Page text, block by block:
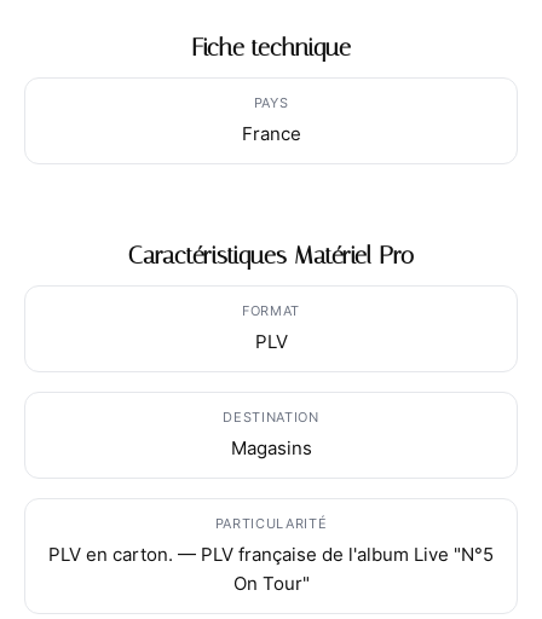
Fiche technique
PAYS
France
Caractéristiques Matériel Pro
FORMAT
PLV
DESTINATION
Magasins
PARTICULARITÉ
PLV en carton. — PLV française de l'album Live "N°5
On Tour"